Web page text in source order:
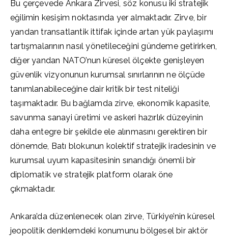
Bu çerçevede Ankara Zirvesi, söz konusu iki stratejik
eğilimin kesişim noktasında yer almaktadır. Zirve, bir
yandan transatlantik ittifak içinde artan yük paylaşımı
tartışmalarının nasıl yönetileceğini gündeme getirirken,
diğer yandan NATO’nun küresel ölçekte genişleyen
güvenlik vizyonunun kurumsal sınırlarının ne ölçüde
tanımlanabileceğine dair kritik bir test niteliği
taşımaktadır. Bu bağlamda zirve, ekonomik kapasite,
savunma sanayi üretimi ve askeri hazırlık düzeyinin
daha entegre bir şekilde ele alınmasını gerektiren bir
dönemde, Batı blokunun kolektif stratejik iradesinin ve
kurumsal uyum kapasitesinin sınandığı önemli bir
diplomatik ve stratejik platform olarak öne
çıkmaktadır.
Ankara’da düzenlenecek olan zirve, Türkiye’nin küresel
jeopolitik denklemdeki konumunu bölgesel bir aktör